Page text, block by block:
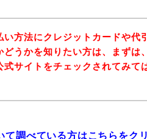
方法にクレジットカードや代
うかを知りたい方は、まずは
サイトをチェックされてみて
調べている方はこちらをク